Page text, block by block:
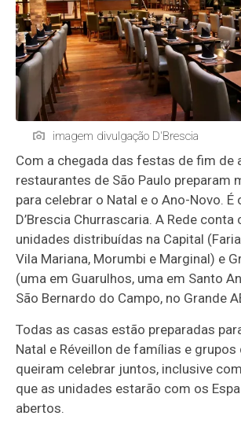
imagem divulgação D'Brescia
Com a chegada das festas de fim de
restaurantes de São Paulo preparam
para celebrar o Natal e o Ano-Novo. É
D’Brescia Churrascaria. A Rede
unidades distribuídas na Capital
Vila Mariana, Morumbi e Marginal) e
(uma em Guarulhos, uma em Santo
São Bernardo do Campo, no Grande
Todas as casas estão preparadas
Natal e Réveillon de famílias e
queiram celebrar juntos, inclusive
que as unidades estarão com os
abertos.